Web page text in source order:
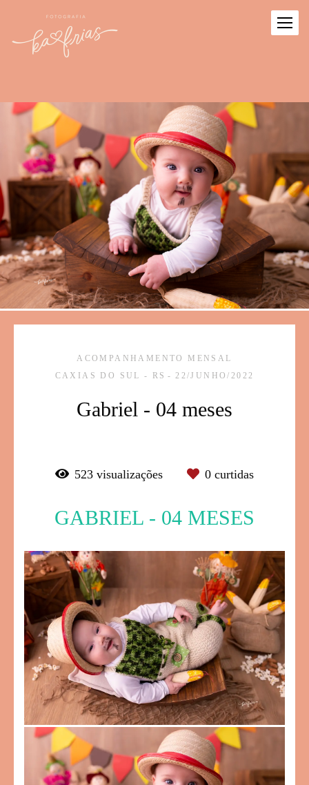
ACOMPANHAMENTO MENSAL
CAXIAS DO SUL - RS
22/JUNHO/2022
Gabriel - 04 meses
523 visualizações 0 curtidas
GABRIEL - 04 MESES